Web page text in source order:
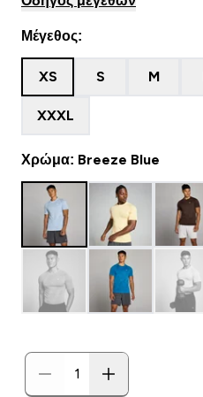
Μέγεθος:
XS S M
XXXL
Χρώμα: Breeze Blue